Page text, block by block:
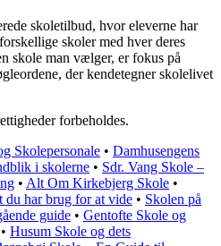
skoletilbud, hvor eleverne har
skoler med hver deres
skole man vælger, er fokus på
der kendetegner skolelivet
forbeholdes.
Skolepersonale • Damhusengens
i skolerne • Sdr. Vang Skole –
• Alt Om Kirkebjerg Skole •
du har brug for at vide • Skolen på
guide • Gentofte Skole og
• Husum Skole og dets